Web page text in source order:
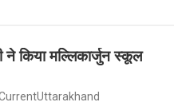
ने किया मल्लिकार्जुन स्कूल